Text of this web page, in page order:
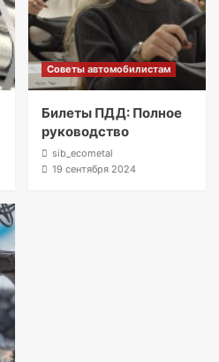
Советы автомобилистам
Билеты ПДД: Полное
руководство
sib_ecometal
19 сентября 2024